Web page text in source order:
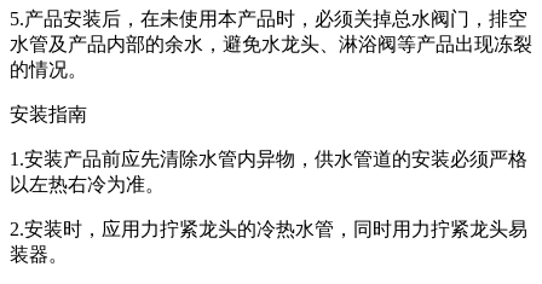
5.产品安装后，在未使用本产品时，必须关掉总水阀门，排空
水管及产品内部的余水，避免水龙头、淋浴阀等产品出现冻裂
的情况。
安装指南
1.安装产品前应先清除水管内异物，供水管道的安装必须严格
以左热右冷为准。
2.安装时，应用力拧紧龙头的冷热水管，同时用力拧紧龙头易
装器。